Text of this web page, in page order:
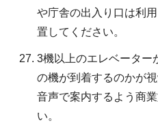
や庁舎の出入り口は利
置してください。
3機以上のエレベーター
の機が到着するのかが
音声で案内するよう商
い。